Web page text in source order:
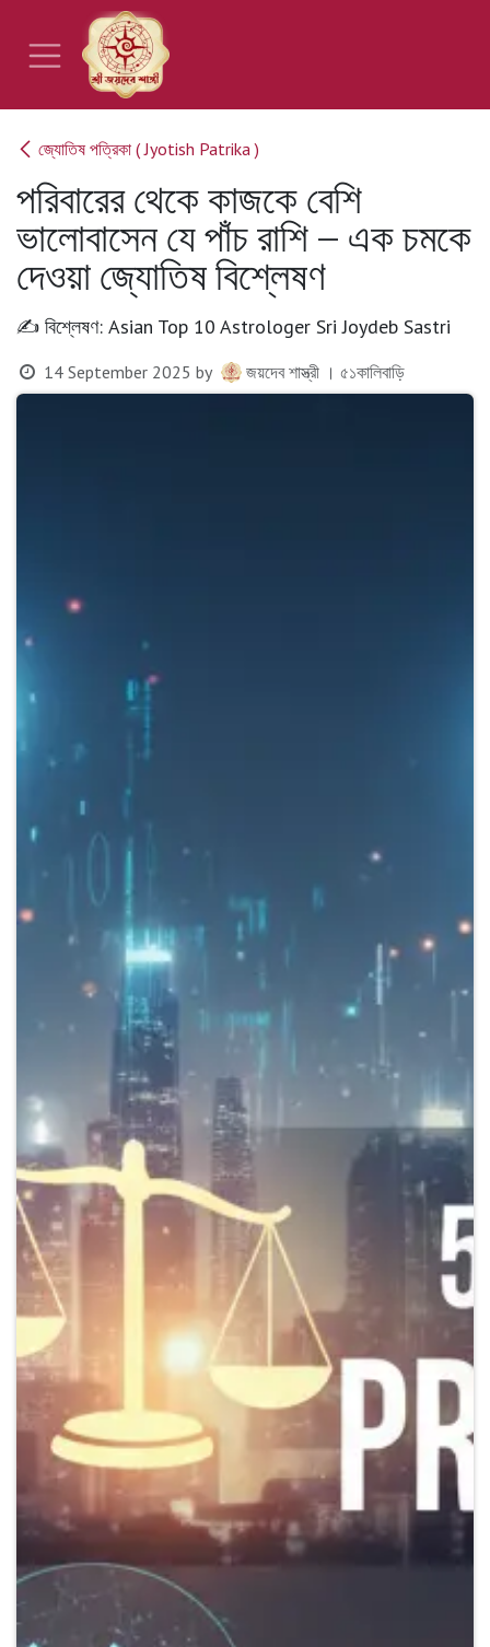
Skip to Content
জ্যোতিষ পত্রিকা ( Jyotish Patrika )
পরিবারের থেকে কাজকে বেশি
ভালোবাসেন যে পাঁচ রাশি – এক চমকে
দেওয়া জ্যোতিষ বিশ্লেষণ
✍️ বিশ্লেষণ: Asian Top 10 Astrologer Sri Joydeb Sastri
14 September 2025 by জয়দেব শাস্ত্রী । ৫১কালিবাড়ি